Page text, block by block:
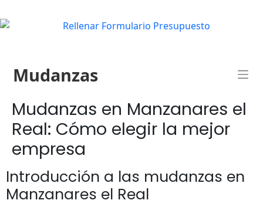
Mudanzas
Mudanzas en Manzanares el
Real: Cómo elegir la mejor
empresa
Introducción a las mudanzas en
Manzanares el Real